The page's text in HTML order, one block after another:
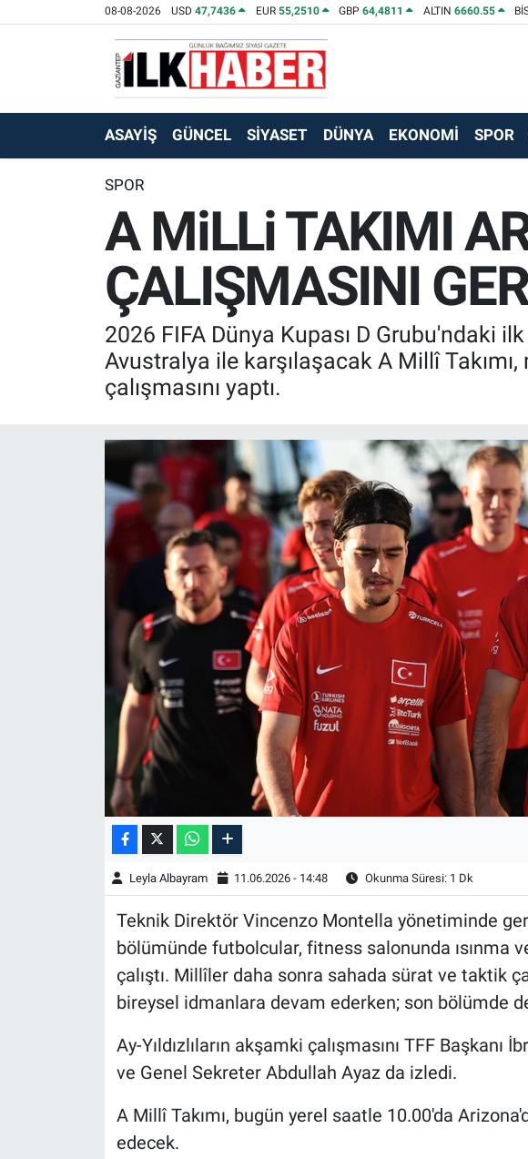
08-08-2026 USD47,7436 EUR 55,2510 GBP64,4811 ALTIN 6660.55
ASAYİŞ GÜNCEL SİYASET DÜNYA EKONOMİ SPOR
SPOR
A MiLLi TAKIMI
ÇALIŞMASINI
2026 FIFA Dünya Kupası D Grubu'ndaki
Avustralya ile karşılaşacak A Millî
çalışmasını yaptı.
Leyla Albayram 11.06.2026 - 14:48 Okunma Süresi: 1 Dk
Teknik Direktör Vincenzo Montella yönetiminde
bölümünde futbolcular, fitness salonunda ısınma
çalıştı. Millîler daha sonra sahada sürat ve taktik
bireysel idmanlara devam ederken; son bölümde
Ay-Yıldızlıların akşamki çalışmasını TFF Başkanı
ve Genel Sekreter Abdullah Ayaz da izledi.
A Millî Takımı, bugün yerel saatle 10.00'da
edecek.
EKONOMİ
SİYASET
SAĞLIK
TEKNOLOJİ
KÜLTÜR - SANAT
Beyoğlu Hava Durumu
Beyoğlu Trafik Yoğunluk Haritası
Süper Lig Puan Durumu ve Fikstür
Tüm Manşetler
Son Dakika Haberleri
Haber Arşivi